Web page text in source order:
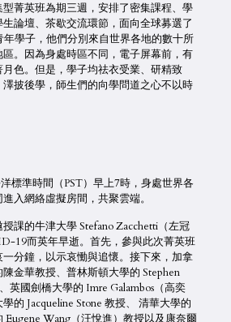
菁英班為期三週，安排了密集課程、學
論壇、茶歇交流環節，面向全球募選了
學子，他們分別來自世界各地的數十所
。因為身處時區不同，電子屏幕前，有
色。但是，學子均祛衣受業、研精致
披後學，師生們的向學問道之心不以時
標準時間（PST）早上7時，身處世界各
入網絡虛擬房間，共聚雲端。
課的牛津大學 Stefano Zacchetti（左冠
19而英年早逝。首先，參與此次菁英班
分鐘，以示哀慟與追懷。接下來，加拿
金華教授、普林斯頓大學的 Stephen
英國劍橋大學的 Imre Galambos（高奕
的 Jacqueline Stone 教授、 清華大學的
Eugene Wang（汪悅進）教授以及康奈爾